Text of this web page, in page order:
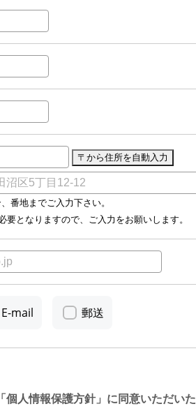
番地までご入力下さい。
となりますので、ご入力をお願いします。
E-mail 郵送
人情報保護方針」に同意いただい